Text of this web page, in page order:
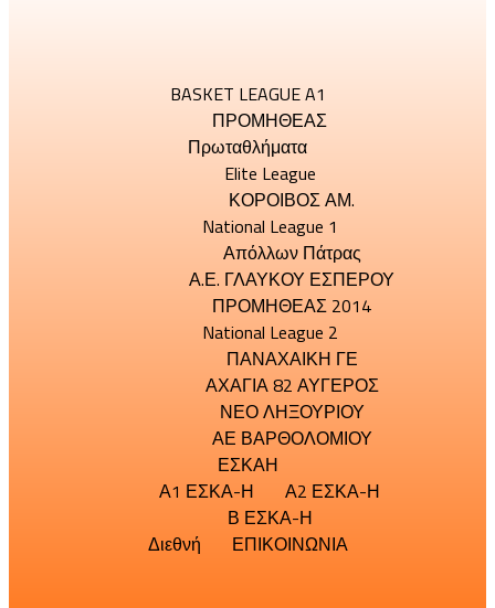
BASKET LEAGUE A1
ΠΡΟΜΗΘΕΑΣ
Πρωταθλήματα
Elite League
ΚΟΡΟΙΒΟΣ ΑΜ.
National League 1
Απόλλων Πάτρας
Α.Ε. ΓΛΑΥΚΟΥ ΕΣΠΕΡΟΥ
ΠΡΟΜΗΘΕΑΣ 2014
National League 2
ΠΑΝΑΧΑΙΚΗ ΓΕ
ΑΧΑΓΙΑ 82 ΑΥΓΕΡΟΣ
ΝΕΟ ΛΗΞΟΥΡΙΟΥ
ΑΕ ΒΑΡΘΟΛΟΜΙΟΥ
ΕΣΚΑΗ
Α1 ΕΣΚΑ-Η
Α2 ΕΣΚΑ-Η
Β ΕΣΚΑ-Η
Διεθνή
ΕΠΙΚΟΙΝΩΝΙΑ